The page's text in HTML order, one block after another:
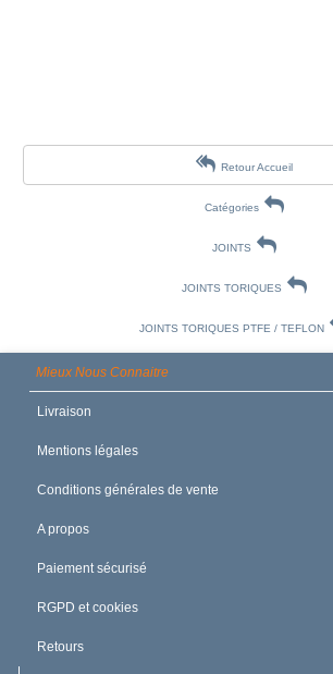
Retour Accueil
Catégories
JOINTS
JOINTS TORIQUES
JOINTS TORIQUES PTFE / TEFLON
Mieux Nous Connaitre
Livraison
Mentions légales
Conditions générales de vente
A propos
Paiement sécurisé
RGPD et cookies
Retours